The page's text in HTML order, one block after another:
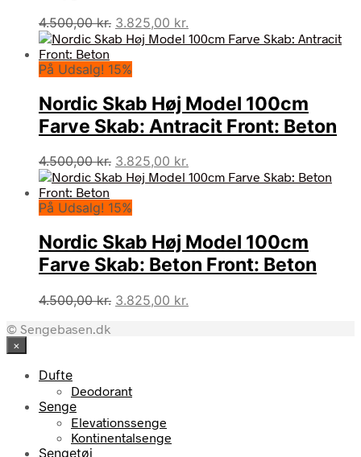
4.500,00kr. Den
oprindelige
var:
3.825,00 kr.
aktuelle
På Udsalg! 15%
Nordic Skab Høj Model 100cm
Farve Skab: Antracit Front: Beton
4.500,00kr. Den
oprindelige
var:
3.825,00 kr.
aktuelle
På Udsalg! 15%
Nordic Skab Høj Model 100cm
Farve Skab: Beton Front: Beton
4.500,00kr. Den
3.825,00 kr.
© Sengebasen.dk
×
Dufte
Deodorant
Senge
Elevationssenge
Kontinentalsenge
Sengetøj